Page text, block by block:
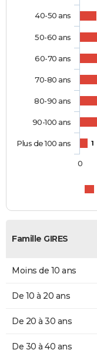
1
40-50 ans
50-60 ans
60-70 ans
70-80 ans
80-90 ans
90-100 ans
Plus de 100 ans
0
Famille GIRES
Moins de 10 ans
De 10 à 20 ans
De 20 à 30 ans
De 30 à 40 ans